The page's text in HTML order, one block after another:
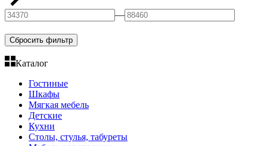
—
Сбросить фильтр
Каталог
Гостиные
Шкафы
Мягкая мебель
Детские
Кухни
Столы, стулья, табуреты